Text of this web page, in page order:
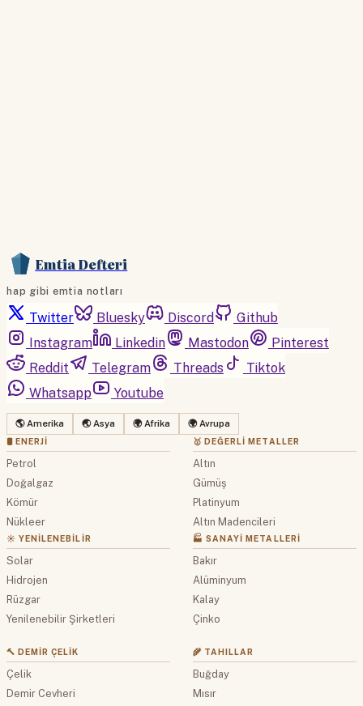
Emtia Defteri
hap gibi emtia notları
Twitter Bluesky Discord
Github
Instagram
Linkedin Mastodon
Pinterest
Reddit
Telegram Threads
Tiktok
Whatsapp
Youtube
🌎 Amerika 🌏 Asya 🌍 Afrika 🌍 Avrupa
🛢 ENERJI
Petrol
Doğalgaz
Kömür
Nükleer
☀️ YENILENEBILIR
Solar
Hidrojen
Rüzgar
Yenilenebilir Şirketleri
🥇 DEĞERLI METALLER
Altın
Gümüş
Platinyum
Altın Madencileri
🏭 SANAYI METALLERI
Bakır
Alüminyum
Kalay
Çinko
🔨 DEMIR ÇELIK
Çelik
Demir Cevheri
🌾 TAHILLAR
Buğday
Mısır